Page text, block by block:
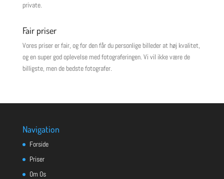
private.
Fair priser
Vores priser er fair, og for den får du personlige billeder at høj kvalitet,
og en super god oplevelse med fotograferingen. Vi vil ikke være de
billigste, men de bedste fotografer.
Navigation
Forside
Priser
Om Os